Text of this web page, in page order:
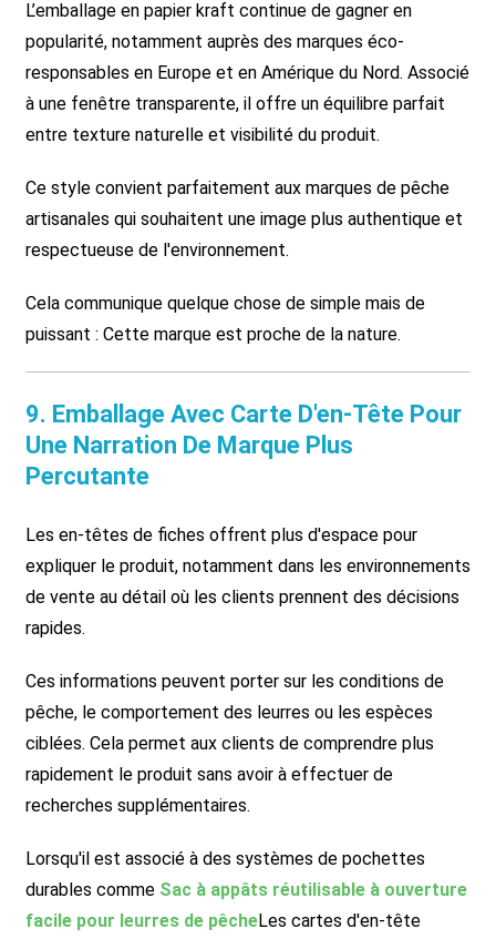
L’emballage en papier kraft continue de gagner en
popularité, notamment auprès des marques éco-
responsables en Europe et en Amérique du Nord. Associé
à une fenêtre transparente, il offre un équilibre parfait
entre texture naturelle et visibilité du produit.
Ce style convient parfaitement aux marques de pêche
artisanales qui souhaitent une image plus authentique et
respectueuse de l'environnement.
Cela communique quelque chose de simple mais de
puissant : Cette marque est proche de la nature.
9. Emballage Avec Carte D'en-Tête Pour
Une Narration De Marque Plus
Percutante
Les en-têtes de fiches offrent plus d'espace pour
expliquer le produit, notamment dans les environnements
de vente au détail où les clients prennent des décisions
rapides.
Ces informations peuvent porter sur les conditions de
pêche, le comportement des leurres ou les espèces
ciblées. Cela permet aux clients de comprendre plus
rapidement le produit sans avoir à effectuer de
recherches supplémentaires.
Lorsqu'il est associé à des systèmes de pochettes
durables comme Sac à appâts réutilisable à ouverture
facile pour leurres de pêcheLes cartes d'en-tête